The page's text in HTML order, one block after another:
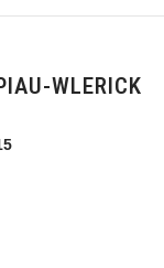
WLERICK